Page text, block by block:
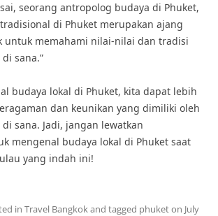
seorang antropolog budaya di Phuket,
di Phuket merupakan ajang
untuk memahami nilai-nilai dan tradisi
sana.”
budaya lokal di Phuket, kita dapat lebih
dan keunikan yang dimiliki oleh
sana. Jadi, jangan lewatkan
mengenal budaya lokal di Phuket saat
yang indah ini!
in Travel Bangkokand tagged phuketon July